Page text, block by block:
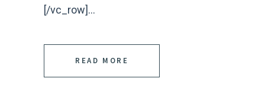
[/vc_row]...
READ MORE